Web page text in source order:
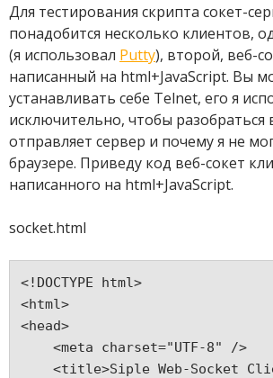
Для тестирования скрипта сокет-
понадобится несколько клиентов,
(я использовал Putty), второй, веб-
написанный на html+JavaScript. Вы
устанавливать себе Telnet, его я
исключительно, чтобы разобраться
отправляет сервер и почему я не
браузере. Приведу код веб-сокет
написанного на html+JavaScript.
socket.html
<!DOCTYPE html>
<html>
<head>
    <meta charset="UTF-8" />
<title>Siple Web-Socket